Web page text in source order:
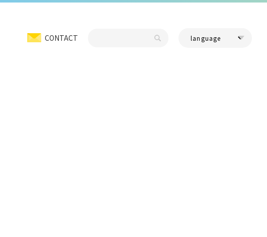
CONTACT